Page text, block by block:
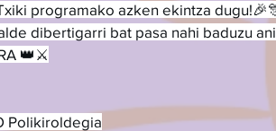
programako azken ekintza
dibertigarri bat pasa nahi baduzu
👑⚔️
Polikiroldegia